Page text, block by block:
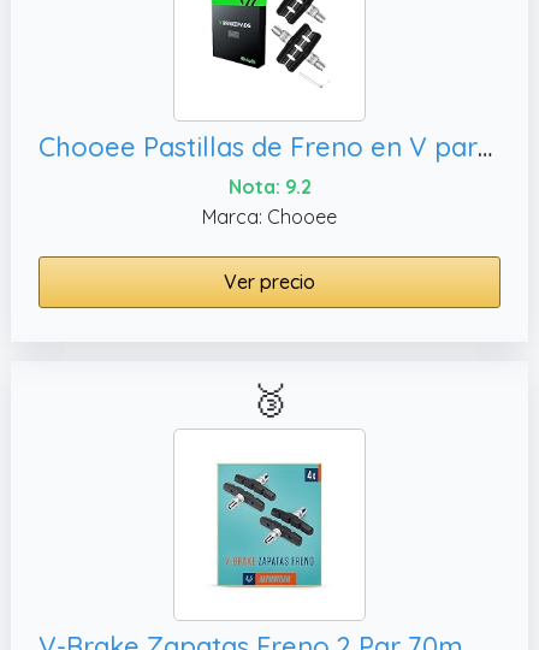
Chooee Pastillas de Freno en V para Bicicleta, Color Negro
Nota: 9.2
Marca: Chooee
Ver precio
🥉